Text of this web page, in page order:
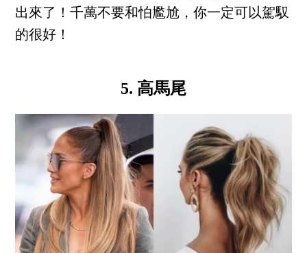
出來了！千萬不要和怕尷尬，你一定可以駕馭
的很好！
5. 高馬尾